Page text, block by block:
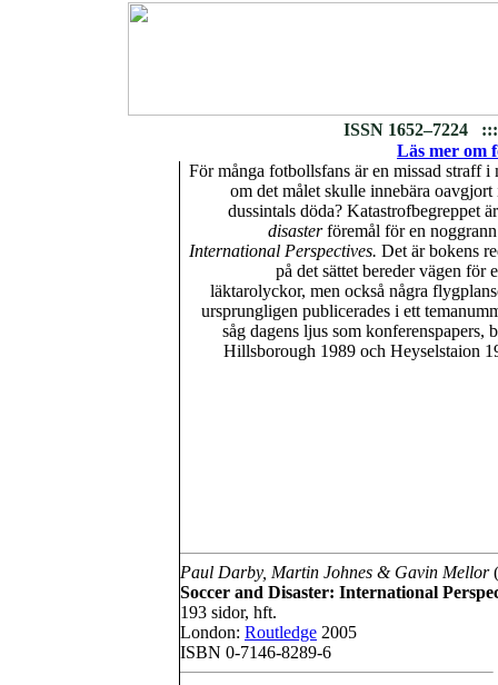
ISSN 1652–7224
Läs mer om
För många fotbollsfans är en missad straff
om det målet skulle innebära
dussintals döda? Katastrofbegreppet
disasterföremål för en
International Perspectives. Det är bokens
på det sättet bereder vägen
läktarolyckor, men också några
ursprungligen publicerades i ett
såg dagens ljus som
Hillsborough 1989 och Heyselstaion
Paul Darby, Martin Johnes & Gavin Mellor
Soccer and Disaster: International
193 sidor, hft.
London: Routledge 2005
ISBN 0-7146-8289-6